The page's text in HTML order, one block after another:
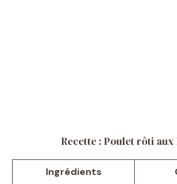
Recette : Poulet rôti aux
Ingrédients